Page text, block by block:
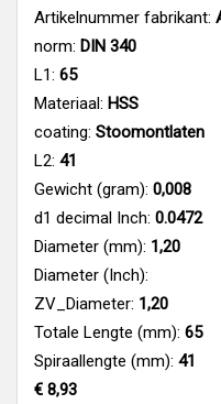
Artikelnummer fabrikant:
norm: DIN 340
L1: 65
Materiaal: HSS
coating: Stoomontlaten
L2: 41
Gewicht (gram): 0,008
d1 decimal Inch: 0.0472
Diameter (mm): 1,20
Diameter (Inch):
ZV_Diameter: 1,20
Totale Lengte (mm): 65
Spiraallengte (mm): 41
€ 8,93